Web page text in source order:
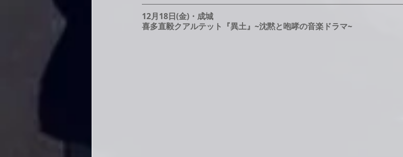
12月18日(金)・成城
喜多直毅クアルテット『異土』~沈黙と咆哮の音楽ドラマ~